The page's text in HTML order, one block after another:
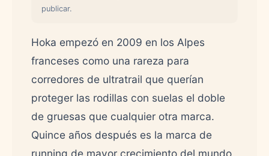
publicar.
Hoka empezó en 2009 en los Alpes
franceses como una rareza para
corredores de ultratrail que querían
proteger las rodillas con suelas el doble
de gruesas que cualquier otra marca.
Quince años después es la marca de
running de mayor crecimiento del mundo